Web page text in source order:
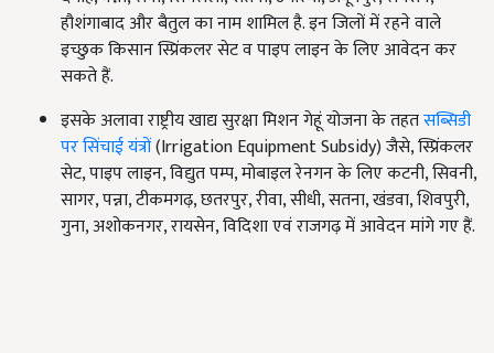
हौशंगाबाद और बैतुल का नाम शामिल है. इन जिलों में रहने वाले
इच्छुक किसान स्प्रिंकलर सेट व पाइप लाइन के लिए आवेदन कर
सकते हैं.
इसके अलावा राष्ट्रीय खाद्य सुरक्षा मिशन गेहूं योजना के तहतसब्सिडी
पर सिंचाई यंत्रों(Irrigation Equipment Subsidy) जैसे, स्प्रिंकलर
सेट, पाइप लाइन, विद्युत पम्प, मोबाइल रेनगन के लिए कटनी, सिवनी,
सागर, पन्ना, टीकमगढ़, छतरपुर, रीवा, सीधी, सतना, खंडवा, शिवपुरी,
गुना, अशोकनगर, रायसेन, विदिशा एवं राजगढ़ में आवेदन मांगे गए हैं.